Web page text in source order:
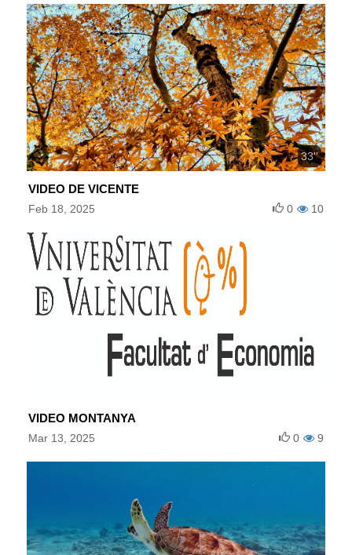
33''
VIDEO DE VICENTE
Feb 18, 2025 10
0
VIDEO MONTANYA
Mar 13, 2025 9
0